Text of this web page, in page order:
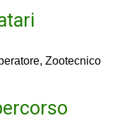
Zootecnico